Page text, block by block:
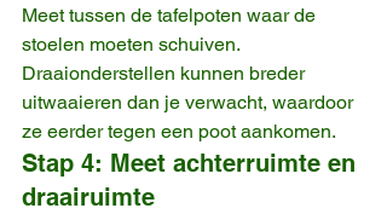
Meet tussen de tafelpoten waar de
stoelen moeten schuiven.
Draaionderstellen kunnen breder
uitwaaieren dan je verwacht, waardoor
ze eerder tegen een poot aankomen.
Stap 4: Meet achterruimte en
draairuimte